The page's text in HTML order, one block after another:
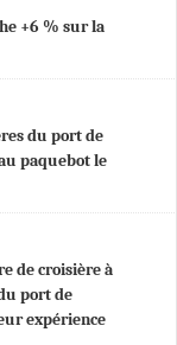
+6 % sur la
du port de
paquebot le
de croisière à
port de
expérience